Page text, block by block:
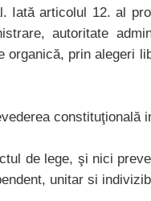
Iată articolul 12. al
autoritate
organică, prin alegeri
de lege, şi nici
unitar si